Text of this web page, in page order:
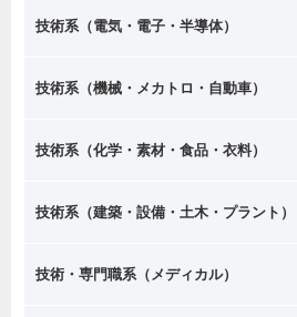
技術系（電気・電子・半導体）
技術系（機械・メカトロ・自動車）
技術系（化学・素材・食品・衣料）
技術系（建築・設備・土木・プラント）
技術・専門職系（メディカル）